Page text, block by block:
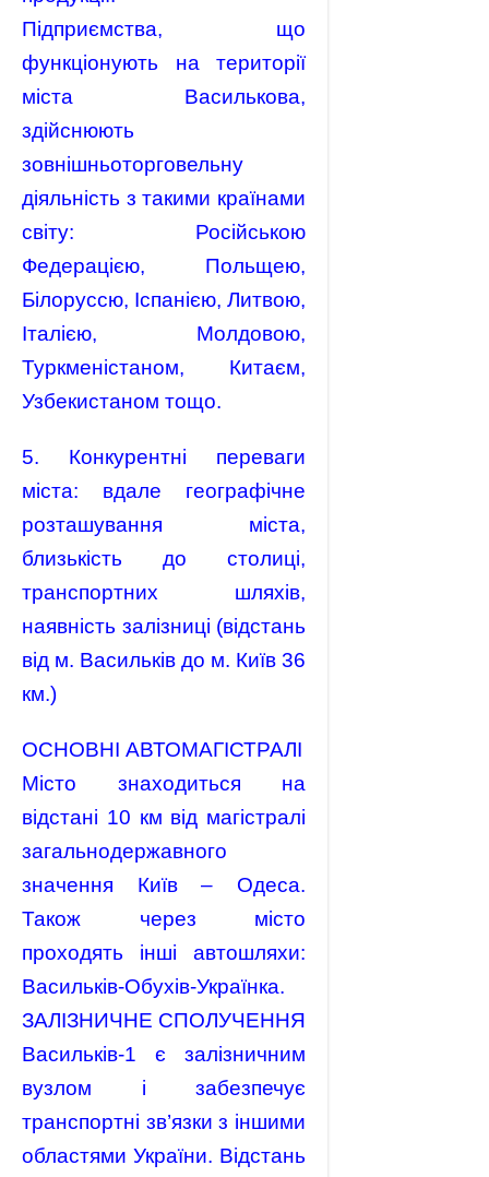
Підприємства, що
функціонують на території
міста Василькова,
здійснюють
зовнішньоторговельну
діяльність з такими країнами
світу: Російською
Федерацією, Польщею,
Білоруссю, Іспанією, Литвою,
Італією, Молдовою,
Туркменістаном, Китаєм,
Узбекистаном тощо.
5. Конкурентні переваги
міста: вдале географічне
розташування міста,
близькість до столиці,
транспортних шляхів,
наявність залізниці (відстань
від м. Васильків до м. Київ 36
км.)
ОСНОВНІ АВТОМАГІСТРАЛІ
Місто знаходиться на
відстані 10 км від магістралі
загальнодержавного
значення Київ – Одеса.
Також через місто
проходять інші автошляхи:
Васильків-Обухів-Українка.
ЗАЛІЗНИЧНЕ СПОЛУЧЕННЯ
Васильків-1 є залізничним
вузлом і забезпечує
транспортні зв’язки з іншими
областями України. Відстань